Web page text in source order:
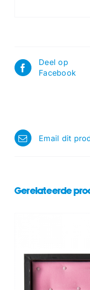
Deel op
Facebook
Email dit
Gerelateerde